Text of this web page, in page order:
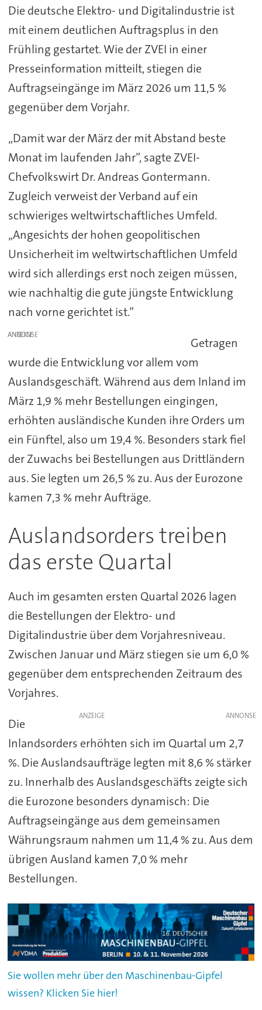
Die deutsche Elektro- und Digitalindustrie ist
mit einem deutlichen Auftragsplus in den
Frühling gestartet. Wie der ZVEI in einer
Presseinformation mitteilt, stiegen die
Auftragseingänge im März 2026 um 11,5 %
gegenüber dem Vorjahr.
„Damit war der März der mit Abstand beste
Monat im laufenden Jahr”, sagte ZVEI-
Chefvolkswirt Dr. Andreas Gontermann.
Zugleich verweist der Verband auf ein
schwieriges weltwirtschaftliches Umfeld.
„Angesichts der hohen geopolitischen
Unsicherheit im weltwirtschaftlichen Umfeld
wird sich allerdings erst noch zeigen müssen,
wie nachhaltig die gute jüngste Entwicklung
nach vorne gerichtet ist.”
ANZEIGE
Getragen
wurde die Entwicklung vor allem vom
Auslandsgeschäft. Während aus dem Inland im
März 1,9 % mehr Bestellungen eingingen,
erhöhten ausländische Kunden ihre Orders um
ein Fünftel, also um 19,4 %. Besonders stark fiel
der Zuwachs bei Bestellungen aus Drittländern
aus. Sie legten um 26,5 % zu. Aus der Eurozone
kamen 7,3 % mehr Aufträge.
Auslandsorders treiben
das erste Quartal
Auch im gesamten ersten Quartal 2026 lagen
die Bestellungen der Elektro- und
Digitalindustrie über dem Vorjahresniveau.
Zwischen Januar und März stiegen sie um 6,0 %
gegenüber dem entsprechenden Zeitraum des
Vorjahres.
ANZEIGE
Die
Inlandsorders erhöhten sich im Quartal um 2,7
%. Die Auslandsaufträge legten mit 8,6 % stärker
zu. Innerhalb des Auslandsgeschäfts zeigte sich
die Eurozone besonders dynamisch: Die
Auftragseingänge aus dem gemeinsamen
Währungsraum nahmen um 11,4 % zu. Aus dem
übrigen Ausland kamen 7,0 % mehr
Bestellungen.
Sie wollen mehr über den Maschinenbau-Gipfel
wissen? Klicken Sie hier!